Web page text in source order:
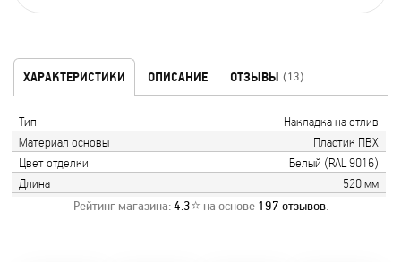
ХАРАКТЕРИСТИКИ ОПИСАНИЕ ОТЗЫВЫ (13)
Тип
Накладка на отлив
Материал основы
Пластик ПВХ
Цвет отделки
Белый (RAL 9016)
Длина
520 мм
Рейтинг магазина:4.3⭐ на основе 197 отзывов.